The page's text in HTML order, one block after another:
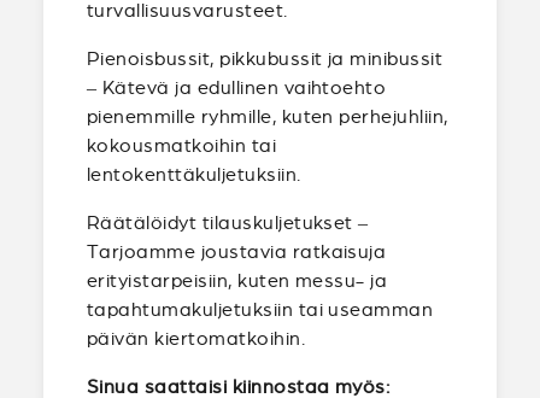
turvallisuusvarusteet.
Pienoisbussit, pikkubussit ja minibussit
– Kätevä ja edullinen vaihtoehto
pienemmille ryhmille, kuten perhejuhliin,
kokousmatkoihin tai
lentokenttäkuljetuksiin.
Räätälöidyt tilauskuljetukset –
Tarjoamme joustavia ratkaisuja
erityistarpeisiin, kuten messu- ja
tapahtumakuljetuksiin tai useamman
päivän kiertomatkoihin.
Sinua saattaisi kiinnostaa myös: